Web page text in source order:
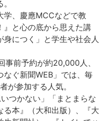
学、慶應MCCなどで教
』と心の底から思えた講
につく」と学生や社会人
事前予約が約20,000人、
ぐ新聞WEB」では、毎
が参加する人気。
つかない」「まとまらな
る本』（大和出版）、『大